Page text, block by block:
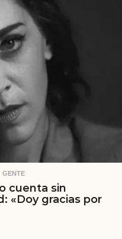
,GENTE
cuenta sin
«Doy gracias por